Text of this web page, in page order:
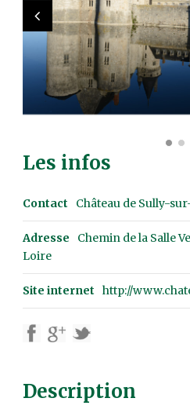
Les infos
Contact Château de Sully-
Adresse
Chemin de la Salle
Loire
Site internet http://
Description